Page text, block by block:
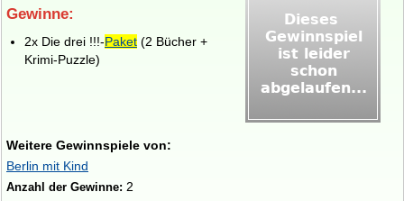
Gewinne:
2x Die drei !!!-Paket (2 Bücher +
Krimi-Puzzle)
Weitere Gewinnspiele von:
Berlin mit Kind
Anzahl der Gewinne: 2